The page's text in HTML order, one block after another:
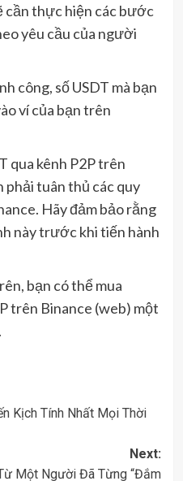
cần thực hiện các bước
yêu cầu của người
công, số USDT mà bạn
ví của bạn trên
qua kênh P2P trên
phải tuân thủ các quy
Hãy đảm bảo rằng
này trước khi tiến hành
bạn có thể mua
trên Binance (web) một
Kịch Tính Nhất Mọi Thời
Next:
Một Người Đã Từng “Đắm